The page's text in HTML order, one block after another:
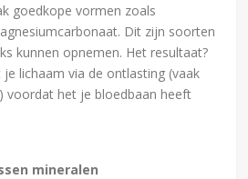
goedkope vormen zoals
Dit zijn soorten
kunnen opnemen. Het resultaat?
lichaam via de ontlasting (vaak
voordat het je bloedbaan heeft
mineralen